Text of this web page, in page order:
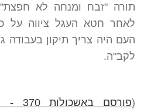
תורה "זבח ומנחה לא
לאחר חטא העגל ציווה על
העם היה צריך תיקון בעבודה
לקב"ה.
(
פורסם